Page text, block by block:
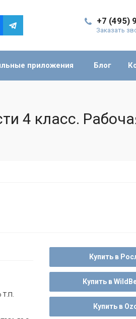
+7 (495)
Заказать
приложения Блог
4 класс.
Т.П.
Купить в
Купить в
Купить в